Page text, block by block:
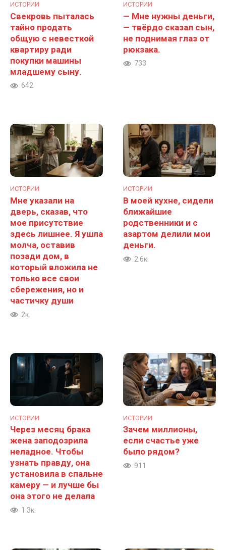
ИСТОРИИ
Свекровь пыталась
тайно продать
общую с невесткой
квартиру ради
покупки машины
младшему сыну.
642
ИСТОРИИ
— Мне нужны деньги,
— твёрдо сказал сын,
не поднимая глаз от
рюкзака.
733
ИСТОРИИ
Мне указали на
дверь, сказав, что
мое присутствие
здесь лишнее. Я ушла
молча, оставив
позади дом, в
который вложила не
только все свои
сбережения, но и
частичку души
2к.
ИСТОРИИ
В моей кухне, сидели
ближайшие
родственники и с
азартом делили мои
деньги.
2.6к.
ИСТОРИИ
Через месяц брака
жена заподозрила
неладное. Чтобы
узнать правду, она
установила в спальне
камеру — и лучше бы
она этого не делала
1.3к.
ИСТОРИИ
Зачем миллионы,
если счастье уже
было рядом?
911